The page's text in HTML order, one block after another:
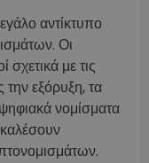
αντίκτυπο
Οι
σχετικά με τις
την εξόρυξη, τα
νομίσματα